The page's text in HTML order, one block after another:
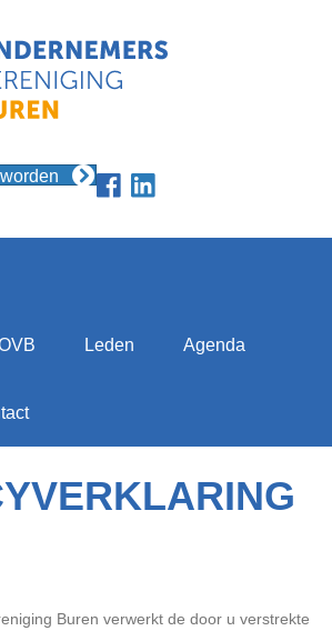
Leden Agenda
Buren verwerkt de door u verstrekte